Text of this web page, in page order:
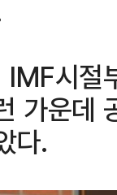
시절
가운데
다.